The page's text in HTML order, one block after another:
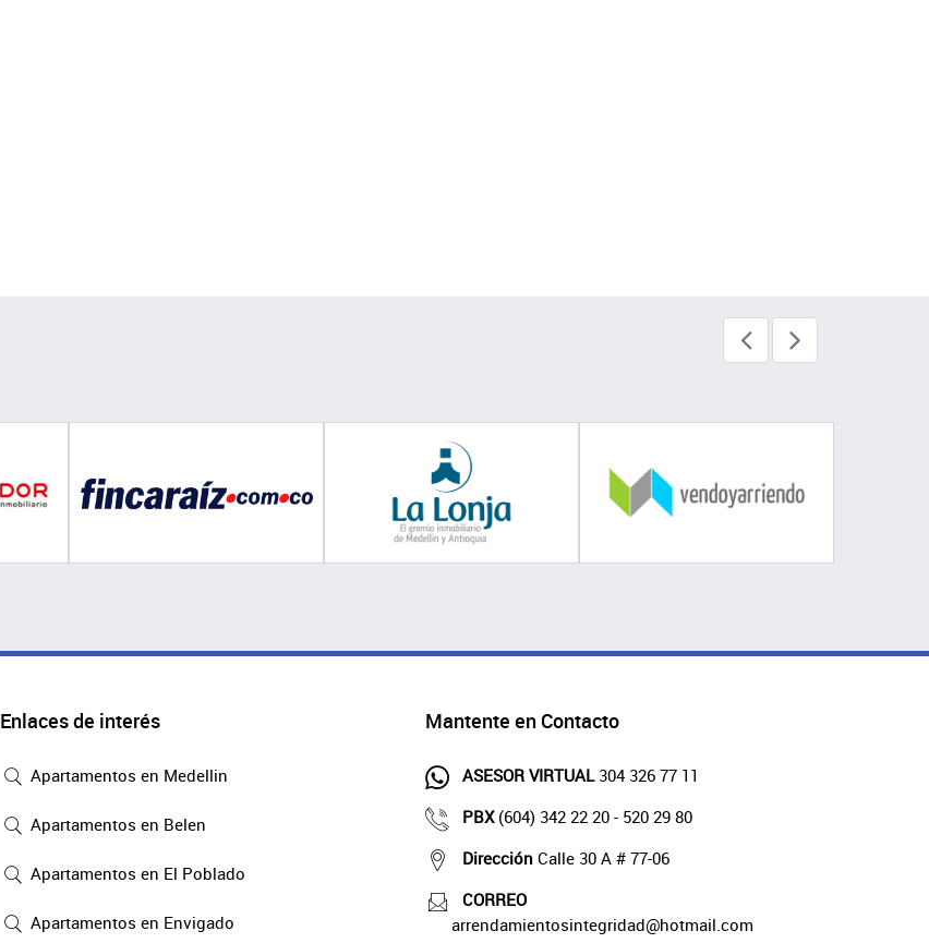
Enlaces de interés
Apartamentos en Medellin
Apartamentos en Belen
Apartamentos en El Poblado
Apartamentos en Envigado
Mantente en Contacto
ASESOR VIRTUAL304 326 77 11
PBX (604) 342 22 20 - 520 29 80
Dirección Calle 30 A # 77-06
CORREO
arrendamientosintegridad@hotmail.com